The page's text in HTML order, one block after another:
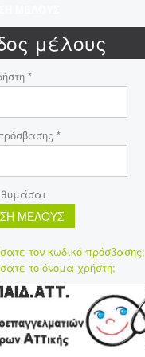
μέλους
*
*
τον κωδικό πρόσβασης;
το όνομα χρήστη;